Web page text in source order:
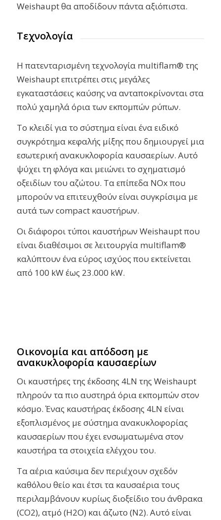
Weishaupt θα αποδίδουν πάντα αξιόπιστα.
Τεχνολογία
Η πατενταρισμένη τεχνολογία multiflam® της
Weishaupt επιτρέπει στις μεγάλες
εγκαταστάσεις καύσης να ανταποκρίνονται στα
πολύ χαμηλά όρια των εκπομπών ρύπων.
Το κλειδί για το σύστημα είναι ένα ειδικό
συγκρότημα κεφαλής μίξης που δημιουργεί μια
εσωτερική ανακυκλοφορία καυσαερίων. Αυτό
ψύχει τη φλόγα και μειώνει το σχηματισμό
οξειδίων του αζώτου. Τα επίπεδα NOx που
μπορούν να επιτευχθούν είναι συγκρίσιμα με
αυτά των compact καυστήρων.
Οι διάφοροι τύποι καυστήρων Weishaupt που
είναι διαθέσιμοι σε λειτουργία multiflam®
καλύπτουν ένα εύρος ισχύος που εκτείνεται
από 100 kW έως 23.000 kW.
Οικονομία και απόδοση με
ανακυκλοφορία καυσαερίων
Οι καυστήρες της έκδοσης 4LN της Weishaupt
πληρούν τα πιο αυστηρά όρια εκπομπών στον
κόσμο. Ένας καυστήρας έκδοσης 4LN είναι
εξοπλισμένος με σύστημα ανακυκλοφορίας
καυσαερίων που έχει ενσωματωμένα στον
καυστήρα τα στοιχεία ελέγχου του.
Τα αέρια καύσιμα δεν περιέχουν σχεδόν
καθόλου θείο και έτσι τα καυσαέρια τους
περιλαμβάνουν κυρίως διοξείδιο του άνθρακα
(CO2), ατμό (H2O) και άζωτο (N2). Αυτό είναι